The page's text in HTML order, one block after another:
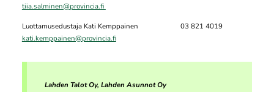
tiia.salminen@provincia.fi
Luottamusedustaja Kati Kemppainen 03 821 4019
kati.kemppainen@provincia.fi
Lahden Talot Oy, Lahden Asunnot Oy